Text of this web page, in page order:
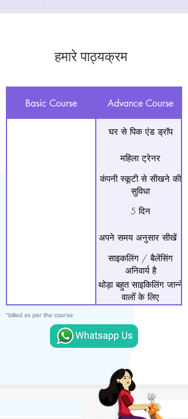
हमारे पाठ्यक्रम
Basic Course Advance Course
घर से पिक एंड ड्रॉप
महिला ट्रेनर
कंपनी स्कूटी से सीखने की
सुविधा
5 दिन
अपने समय अनुसार सीखें |
साइकलिंग / बैलेंसिंग
अनिवार्य है
थोड़ा बहुत साइकिलिंग जान्ने
वालोँ के लिए
*billed as per the course